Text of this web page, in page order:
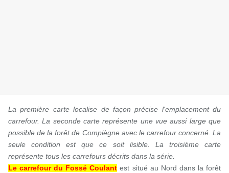
La première carte localise de façon précise l'emplacement du
carrefour. La seconde carte représente une vue aussi large que
possible de la forêt de Compiègne avec le carrefour concerné. La
seule condition est que ce soit lisible. La troisième carte
représente tous les carrefours décrits dans la série.
Le carrefour du Fossé Coulant est situé au Nord dans la forêt